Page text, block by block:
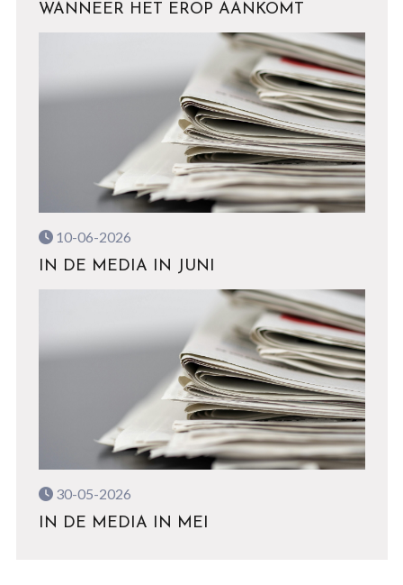
WANNEER HET EROP AANKOMT
10-06-2026
IN DE MEDIA IN JUNI
30-05-2026
IN DE MEDIA IN MEI